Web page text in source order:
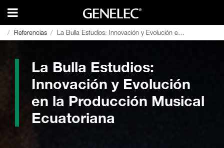
Referencias La Bulla Estudios: Innovación y Evolución en la Producción Musical Ecuatoriana
Referencias La Bulla Estudios: Innovación y Evolución en la Producción Musical Ecuatoriana
La Bulla Estudios:
Innovación y Evolución
en la Producción Musical
Ecuatoriana